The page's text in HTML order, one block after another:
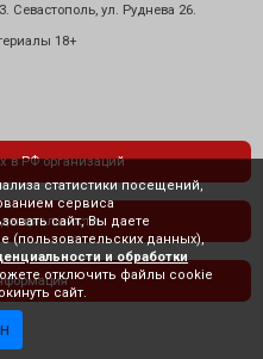
Севастополь, ул. Руднева 26.
18+
в РФ организаций
статистики посещений,
сервиса
сайт, Вы даете
(пользовательских данных),
и обработки
отключить файлы cookie
сайт.